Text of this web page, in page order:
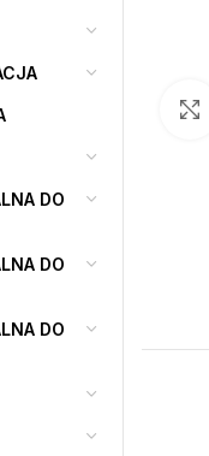
DO
DO
DO